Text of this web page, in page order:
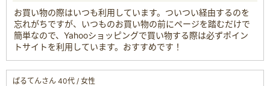
お買い物の際はいつも利用しています。ついつい経由するのを
忘れがちですが、いつものお買い物の前にページを踏むだけで
簡単なので、Yahooショッピングで買い物する際は必ずポイン
トサイトを利用しています。おすすめです！
ぱるてんさん 40代 / 女性